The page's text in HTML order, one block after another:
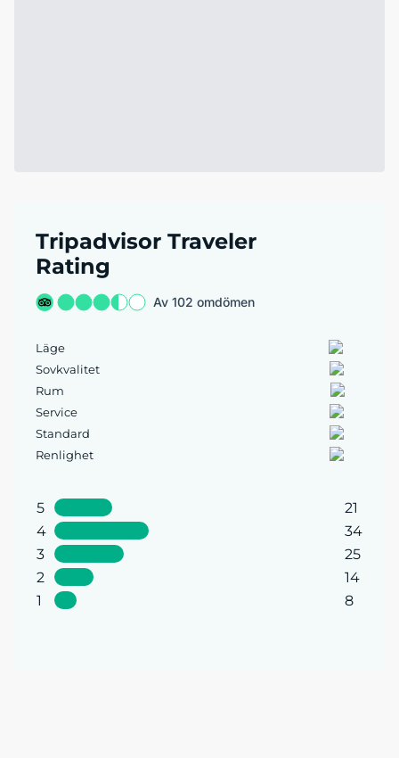
Tripadvisor Traveler
Rating
Av 102 omdömen
Läge
Sovkvalitet
Rum
Service
Standard
Renlighet
5
21
4
34
3
25
2
14
1
8